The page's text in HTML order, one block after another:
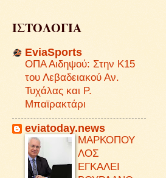
ΙΣΤΟΛΟΓΙΑ
EviaSports
ΟΠΑ Αιδηψού: Στην Κ15
του Λεβαδειακού Αν.
Τυχάλας και Ρ.
Μπαϊρακτάρι
eviatoday.news
ΜΑΡΚΟΠΟΥ
ΛΟΣ
ΕΓΚΑΛΕΙ